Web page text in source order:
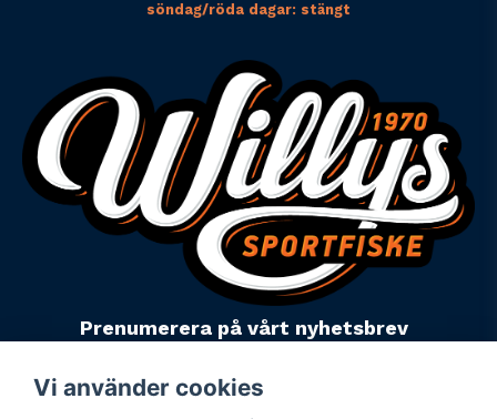
söndag/röda dagar: stängt
Prenumerera på vårt nyhetsbrev
Vi använder cookies